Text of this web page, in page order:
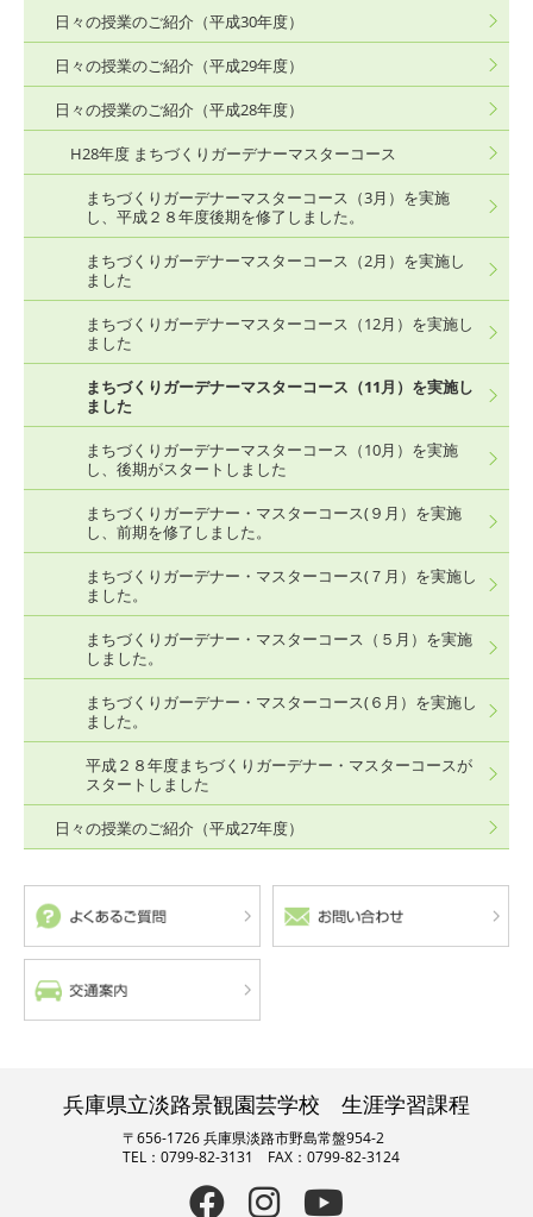
日々の授業のご紹介（平成30年度）
日々の授業のご紹介（平成29年度）
日々の授業のご紹介（平成28年度）
H28年度 まちづくりガーデナーマスターコース
まちづくりガーデナーマスターコース（3月）を実施
し、平成２８年度後期を修了しました。
まちづくりガーデナーマスターコース（2月）を実施し
ました
まちづくりガーデナーマスターコース（12月）を実施し
ました
まちづくりガーデナーマスターコース（11月）を実施し
ました
まちづくりガーデナーマスターコース（10月）を実施
し、後期がスタートしました
まちづくりガーデナー・マスターコース(９月）を実施
し、前期を修了しました。
まちづくりガーデナー・マスターコース(７月）を実施し
ました。
まちづくりガーデナー・マスターコース（５月）を実施
しました。
まちづくりガーデナー・マスターコース(６月）を実施し
ました。
平成２８年度まちづくりガーデナー・マスターコースが
スタートしました
日々の授業のご紹介（平成27年度）
兵庫県立淡路景観園芸学校 生涯学習課程
〒656-1726 兵庫県淡路市野島常盤954-2
TEL：0799-82-3131 FAX：0799-82-3124